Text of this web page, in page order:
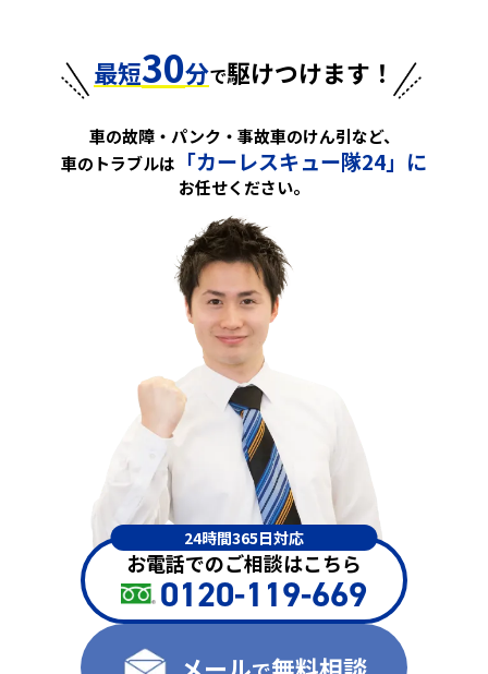
最短30分で駆けつけます！
車の故障・パンク・事故車のけん引など、
車のトラブルは
「カーレスキュー隊24」に
お任せください。
24時間365日対応
お電話でのご相談はこちら
0120-119-669